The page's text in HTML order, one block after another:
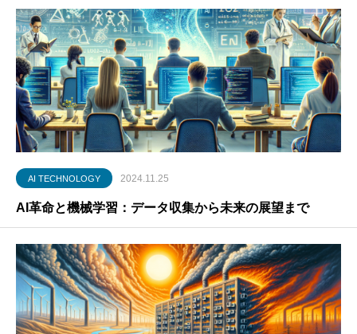
AI TECHNOLOGY 2024.11.25
AI革命と機械学習：データ収集から未来の展望まで